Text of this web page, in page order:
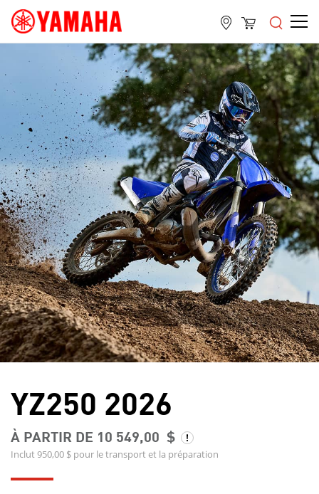
YZ250 2026
À PARTIR DE 10 549,00 $
Inclut 950,00 $ pour le transport et la préparation